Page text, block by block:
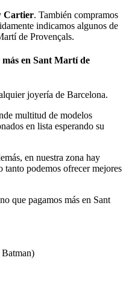
Cartier. También compramos
indicamos algunos de
de Provençals.
más en Sant Martí de
joyería de Barcelona.
multitud de modelos
en lista esperando su
en nuestra zona hay
tanto podemos ofrecer mejores
que pagamos más en Sant